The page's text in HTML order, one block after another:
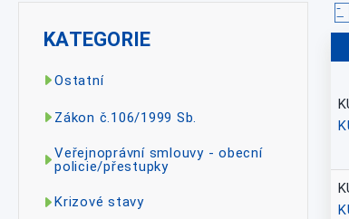
KATEGORIE
Ostatní
Zákon č.106/1999 Sb.
Veřejnoprávní smlouvy - obecní
policie/přestupky
Krizové stavy